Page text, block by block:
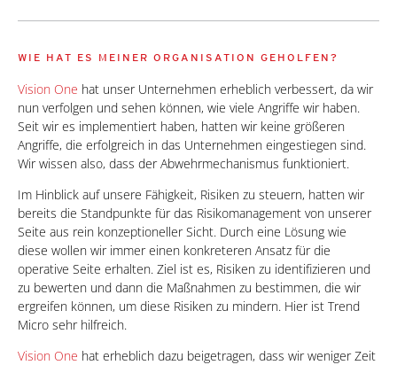
WIE HAT ES MEINER ORGANISATION GEHOLFEN?
Vision One hat unser Unternehmen erheblich verbessert, da wir
nun verfolgen und sehen können, wie viele Angriffe wir haben.
Seit wir es implementiert haben, hatten wir keine größeren
Angriffe, die erfolgreich in das Unternehmen eingestiegen sind.
Wir wissen also, dass der Abwehrmechanismus funktioniert.
Im Hinblick auf unsere Fähigkeit, Risiken zu steuern, hatten wir
bereits die Standpunkte für das Risikomanagement von unserer
Seite aus rein konzeptioneller Sicht. Durch eine Lösung wie
diese wollen wir immer einen konkreteren Ansatz für die
operative Seite erhalten. Ziel ist es, Risiken zu identifizieren und
zu bewerten und dann die Maßnahmen zu bestimmen, die wir
ergreifen können, um diese Risiken zu mindern. Hier ist Trend
Micro sehr hilfreich.
Vision One hat erheblich dazu beigetragen, dass wir weniger Zeit